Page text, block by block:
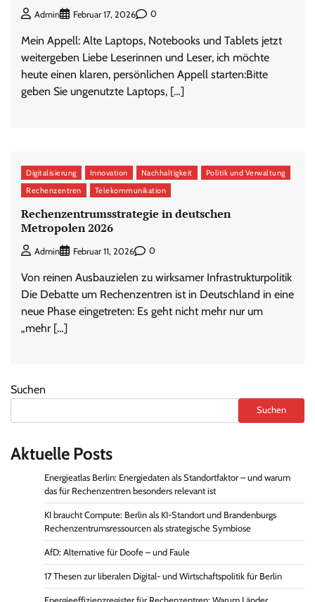
Admin Februar 17, 2026 0
Mein Appell: Alte Laptops, Notebooks und Tablets jetzt
weitergeben Liebe Leserinnen und Leser, ich möchte
heute einen klaren, persönlichen Appell starten:Bitte
geben Sie ungenutzte Laptops, […]
Digitalisierung Innovation Nachhaltigkeit
Politik und Verwaltung
Rechenzentren
Telekommunikation
Rechenzentrumsstrategie in deutschen
Metropolen 2026
Admin Februar 11, 2026 0
Von reinen Ausbauzielen zu wirksamer Infrastrukturpolitik
Die Debatte um Rechenzentren ist in Deutschland in eine
neue Phase eingetreten: Es geht nicht mehr nur um
„mehr […]
Suchen
Suchen
Aktuelle Posts
Energieatlas Berlin: Energiedaten als Standortfaktor – und warum
das für Rechenzentren besonders relevant ist
KI braucht Compute: Berlin als KI-Standort und Brandenburgs
Rechenzentrumsressourcen als strategische Symbiose
AfD: Alternative für Doofe – und Faule
17 Thesen zur liberalen Digital- und Wirtschaftspolitik für Berlin